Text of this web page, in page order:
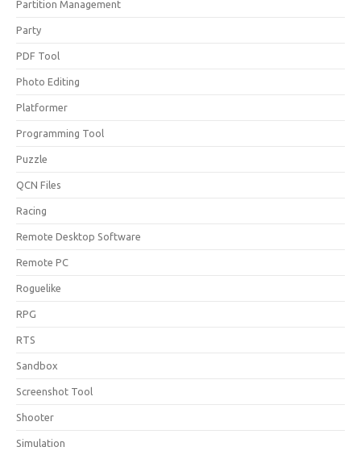
Partition Management
Party
PDF Tool
Photo Editing
Platformer
Programming Tool
Puzzle
QCN Files
Racing
Remote Desktop Software
Remote PC
Roguelike
RPG
RTS
Sandbox
Screenshot Tool
Shooter
Simulation